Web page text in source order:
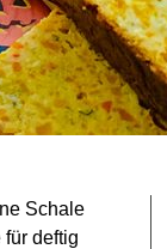
Schale
deftig